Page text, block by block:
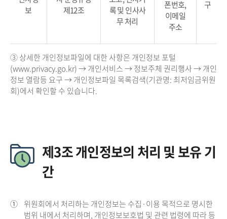
보
제12조
록 및 인사사
무 처리
폰번호,
이메일
주소
구
③ 상세한 개인정보파일에 대한 사항은 개인정보 포털
(www.privacy.go.kr) → 개인서비스 → 정보주체 권리행사 → 개인
정보 열람등 요구 → 개인정보파일 목록검색(기관명: 최저임금위원
회)에서 확인할 수 있습니다.
제3조 개인정보의 처리 및 보유 기
간
① 위원회에서 처리하는 개인정보는 수집·이용 목적으로 명시한
범위 내에서 처리하며, 개인정보보호법 및 관련 법령에 따라 등